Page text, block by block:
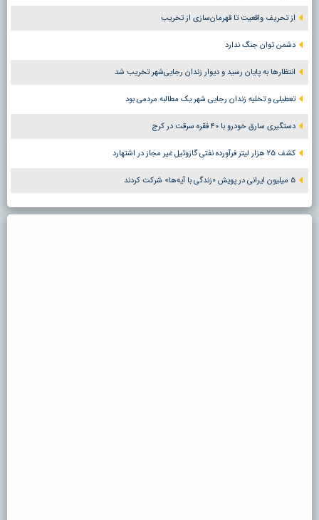
از تحریف واقعیت تا قهرمان‌سازی از تخریب
دشمن توان جنگ ندارد
انتظارها به پایان رسید و دیوار زندان رجایی‌شهر تخریب شد
تعطیلی و تخلیه زندان رجایی شهر یک مطالبه مردمی بود
دستگیری سارق خودرو با ۴۰ فقره سرقت در کرج
کشف ۲۵ هزار لیتر فرآورده نفتی گازوئیل غیر مجاز در اشتهارد
۵ میلیون ایرانی در پویش «زندگی با آیه‌ها» شرکت کردند